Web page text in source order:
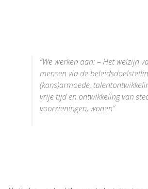
“We werken aan: – Het welzijn
mensen via de
(kans)armoede,
vrije tijd en ontwikkeling van
voorzieningen, wonen”